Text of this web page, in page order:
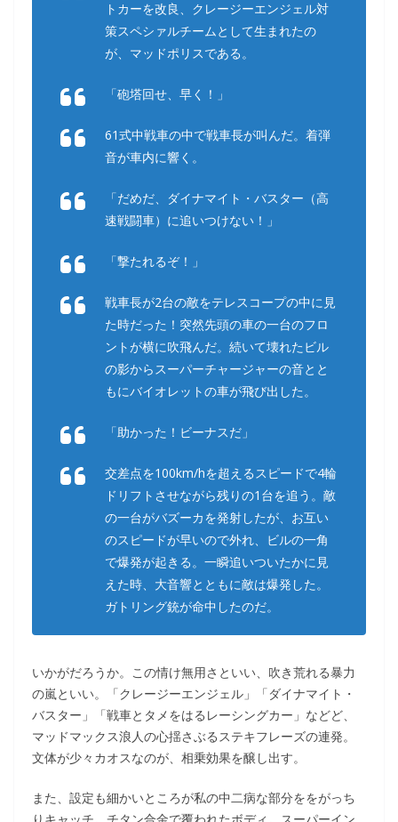
トカーを改良、クレージーエンジェル対
策スペシァルチームとして生まれたの
が、マッドポリスである。
「砲塔回せ、早く！」
61式中戦車の中で戦車長が叫んだ。着弾
音が車内に響く。
「だめだ、ダイナマイト・バスター（高
速戦闘車）に追いつけない！」
「撃たれるぞ！」
戦車長が2台の敵をテレスコープの中に見
た時だった！突然先頭の車の一台のフロ
ントが横に吹飛んだ。続いて壊れたビル
の影からスーパーチャージャーの音とと
もにバイオレットの車が飛び出した。
「助かった！ビーナスだ」
交差点を100km/hを超えるスピードで4輪
ドリフトさせながら残りの1台を追う。敵
の一台がバズーカを発射したが、お互い
のスピードが早いので外れ、ビルの一角
で爆発が起きる。一瞬追いついたかに見
えた時、大音響とともに敵は爆発した。
ガトリング銃が命中したのだ。
いかがだろうか。この情け無用さといい、吹き荒れる暴力
の嵐といい。「クレージーエンジェル」「ダイナマイト・
バスター」「戦車とタメをはるレーシングカー」などど、
マッドマックス浪人の心揺さぶるステキフレーズの連発。
文体が少々カオスなのが、相乗効果を醸し出す。
また、設定も細かいところが私の中二病な部分ををがっち